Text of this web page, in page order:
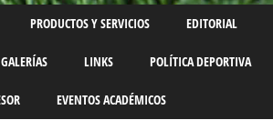
PRODUCTOS Y SERVICIOS EDITORIAL
GALERÍAS LINKS POLÍTICA DEPORTIVA
EVENTOS ACADÉMICOS